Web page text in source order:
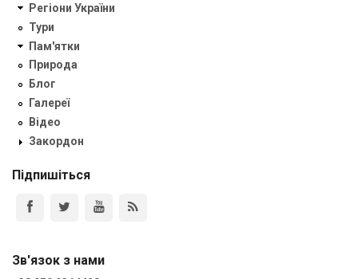
Регіони України
Тури
Пам'ятки
Природа
Блог
Галереї
Відео
Закордон
Підпишіться
Зв'язок з нами